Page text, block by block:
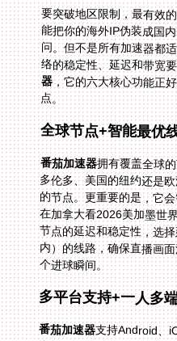
要突破地区限制，最有效
能把你的海外IP伪装成国
问。但不是所有加速器都
络的稳定性、延迟和带宽
器，它的六大核心功能正
点。
全球节点+智能最优
番茄加速器拥有覆盖全球
多伦多、美国的纽
的节点。更重要的
在加拿大看2026
节点的延迟和稳
内）的线路，确保
个进球瞬间。
多平台支持+一人多
番茄加速器支持Android、
台，而且允许一人
路上用iPhone看
视频看世界杯回放
看——所有设备都